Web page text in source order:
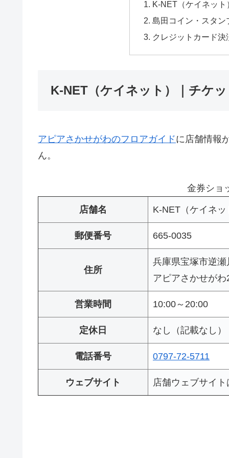
K-NET（ケイネッ
島田コイン・スタン
クレジットカード
K-NET（ケイネット）｜チケ
アピアさかせがわのフロアガイドに店舗情報
ん。
金券ショ
店舗名 K-NET（ケイネ
郵便番号 665-0035
住所
兵庫県宝塚市逆瀬
アピアさかせがわ
営業時間 10:00～20:00
定休日 なし（記載なし）
電話番号 0797-72-5711
ウェブサイト 店舗ウェブサイト